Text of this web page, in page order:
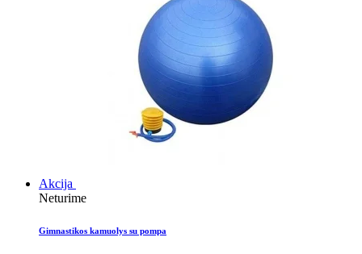
Akcija
Neturime
Gimnastikos kamuolys su pompa